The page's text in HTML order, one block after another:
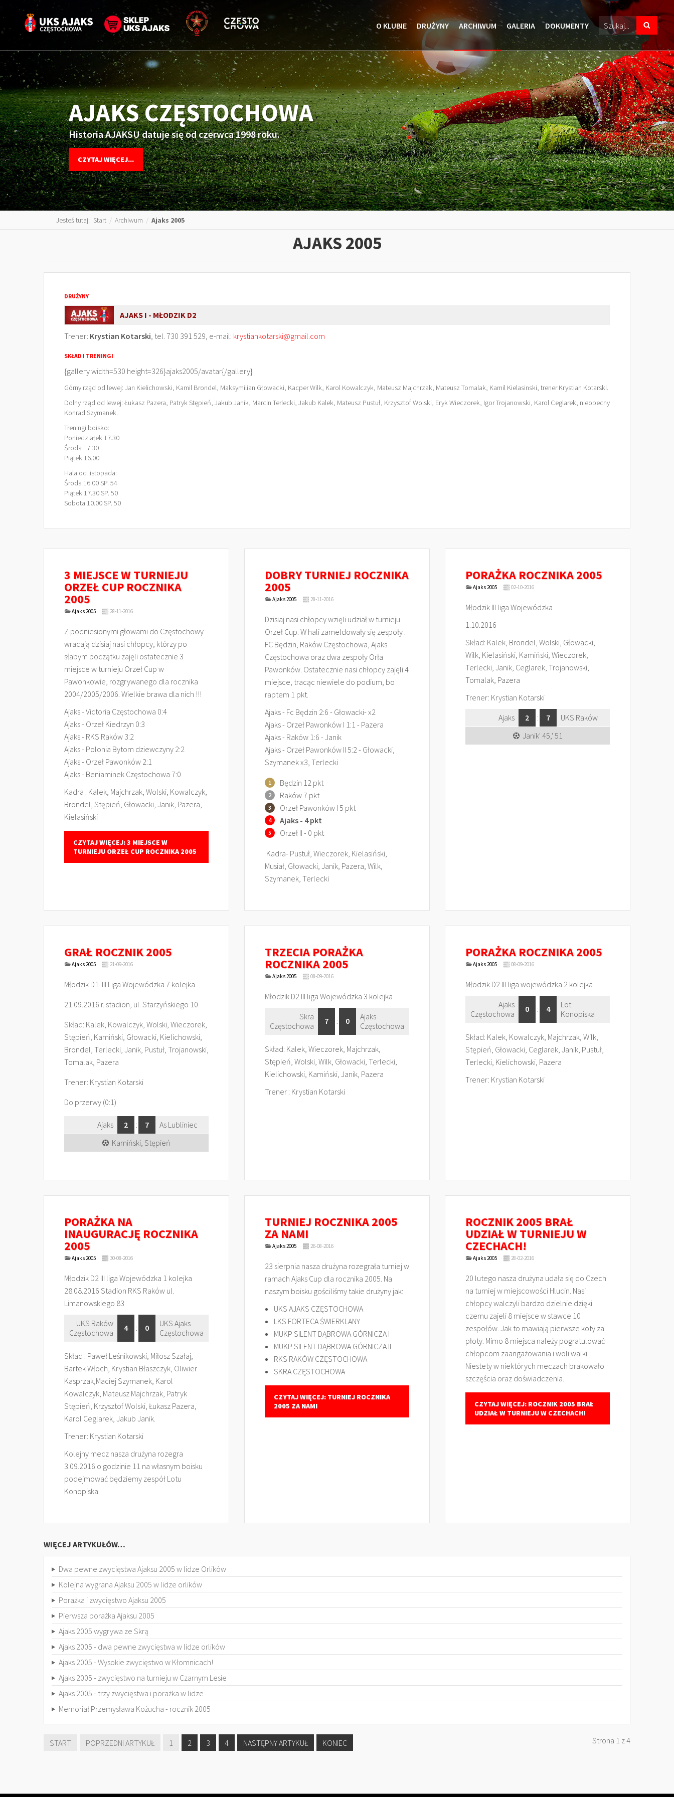
O KLUBIE DRUŻYNY ARCHIWUM GALERIA DOKUMENTY
AJAKS CZĘSTOCHOWA
Historia AJAKSU datuje się od czerwca 1998 roku.
CZYTAJ WIĘCEJ...
Jesteś tutaj: Start / Archiwum / Ajaks 2005
AJAKS 2005
DRUŻYNY
AJAKS I - MŁODZIK D2
Trener: Krystian Kotarski, tel. 730 391 529, e-mail: krystiankotarski@gmail.com
SKŁAD I TRENINGI
{gallery width=530 height=326}ajaks2005/avatar{/gallery}
Górny rząd od lewej: Jan Kielichowski, Kamil Brondel, Maksymilian Głowacki, Kacper Wilk, Karol Kowalczyk, Mateusz Majchrzak, Mateusz Tomalak, Kamil Kielasinski, trener Krystian Kotarski.
Dolny rząd od lewej: Łukasz Pazera, Patryk Stępień, Jakub Janik, Marcin Terlecki, Jakub Kalek, Mateusz Pustuł, Krzysztof Wolski, Eryk Wieczorek, Igor Trojanowski, Karol Ceglarek, nieobecny
Konrad Szymanek.
Treningi boisko:
Poniedziałek 17.30
Środa 17.30
Piątek 16.00
Hala od listopada:
Środa 16.00 SP. 54
Piątek 17.30 SP. 50
Sobota 10.00 SP. 50
3 MIEJSCE W TURNIEJU
ORZEŁ CUP ROCZNIKA
2005
Ajaks 2005 28-11-2016
Z podniesionymi głowami do Częstochowy
wracają dzisiaj nasi chłopcy, którzy po
słabym początku zajęli ostatecznie 3
miejsce w turnieju Orzeł Cup w
Pawonkowie, rozgrywanego dla rocznika
2004/2005/2006. Wielkie brawa dla nich !!!
Ajaks - Victoria Częstochowa 0:4
Ajaks - Orzeł Kiedrzyn 0:3
Ajaks - RKS Raków 3:2
Ajaks - Polonia Bytom dziewczyny 2:2
Ajaks - Orzeł Pawonków 2:1
Ajaks - Beniaminek Częstochowa 7:0
Kadra : Kalek, Majchrzak, Wolski, Kowalczyk,
Brondel, Stępień, Głowacki, Janik, Pazera,
Kielasiński
CZYTAJ WIĘCEJ: 3 MIEJSCE W
TURNIEJU ORZEŁ CUP ROCZNIKA 2005
DOBRY TURNIEJ ROCZNIKA
2005
Ajaks 2005 28-11-2016
Dzisiaj nasi chłopcy wzięli udział w turnieju
Orzeł Cup. W hali zameldowały się zespoły :
FC Będzin, Raków Częstochowa, Ajaks
Częstochowa oraz dwa zespoły Orła
Pawonków. Ostatecznie nasi chłopcy zajęli 4
miejsce, tracąc niewiele do podium, bo
raptem 1 pkt.
Ajaks - Fc Będzin 2:6 - Głowacki- x2
Ajaks - Orzeł Pawonków I 1:1 - Pazera
Ajaks - Raków 1:6 - Janik
Ajaks - Orzeł Pawonków II 5:2 - Głowacki,
Szymanek x3, Terlecki
Będzin 12 pkt
Raków 7 pkt
Orzeł Pawonków I 5 pkt
Ajaks - 4 pkt
Orzeł II - 0 pkt
Kadra- Pustuł, Wieczorek, Kielasiński,
Musiał, Głowacki, Janik, Pazera, Wilk,
Szymanek, Terlecki
PORAŻKA ROCZNIKA 2005
Ajaks 2005 02-10-2016
Młodzik III liga Wojewódzka
1.10.2016
Skład: Kalek, Brondel, Wolski, Głowacki,
Wilk, Kielasiński, Kamiński, Wieczorek,
Terlecki, Janik, Ceglarek, Trojanowski,
Tomalak, Pazera
Trener: Krystian Kotarski
Ajaks
2 : 7
UKS Raków
Janik' 45,' 51
GRAŁ ROCZNIK 2005
Ajaks 2005 21-09-2016
Młodzik D1 III Liga Wojewódzka 7 kolejka
21.09.2016 r. stadion, ul. Starzyńskiego 10
Skład: Kalek, Kowalczyk, Wolski, Wieczorek,
Stępień, Kamiński, Głowacki, Kielichowski,
Brondel, Terlecki, Janik, Pustuł, Trojanowski,
Tomalak, Pazera
Trener: Krystian Kotarski
Do przerwy (0:1)
Ajaks 2 : 7
As Lubliniec
Kamiński, Stępień
TRZECIA PORAŻKA
ROCZNIKA 2005
Ajaks 2005 08-09-2016
Młodzik D2 III liga Wojewódzka 3 kolejka
Skra
Częstochowa
7 : 0
Ajaks
Częstochowa
Skład: Kalek, Wieczorek, Majchrzak,
Stępień, Wolski, Wilk, Głowacki, Terlecki,
Kielichowski, Kamiński, Janik, Pazera
Trener : Krystian Kotarski
PORAŻKA ROCZNIKA 2005
Ajaks 2005 08-09-2016
Młodzik D2 III liga wojewódzka 2 kolejka
Ajaks
Częstochowa
0 : 4
Lot
Konopiska
Skład: Kalek, Kowalczyk, Majchrzak, Wilk,
Stępień, Głowacki, Ceglarek, Janik, Pustuł,
Terlecki, Kielichowski, Pazera
Trener: Krystian Kotarski
PORAŻKA NA
INAUGURACJĘ ROCZNIKA
2005
Ajaks 2005 30-08-2016
Młodzik D2 III liga Wojewódzka 1 kolejka
28.08.2016 Stadion RKS Raków ul.
Limanowskiego 83
UKS Raków
Częstochowa
4 : 0
UKS Ajaks
Częstochowa
Skład : Paweł Leśnikowski, Miłosz Szałaj,
Bartek Włoch, Krystian Błaszczyk, Oliwier
Kasprzak,Maciej Szymanek, Karol
Kowalczyk, Mateusz Majchrzak, Patryk
Stępień, Krzysztof Wolski, Łukasz Pazera,
Karol Ceglarek, Jakub Janik.
Trener: Krystian Kotarski
Kolejny mecz nasza drużyna rozegra
3.09.2016 o godzinie 11 na własnym boisku
podejmować będziemy zespół Lotu
Konopiska.
TURNIEJ ROCZNIKA 2005
ZA NAMI
Ajaks 2005 26-08-2016
23 sierpnia nasza drużyna rozegrała turniej w
ramach Ajaks Cup dla rocznika 2005. Na
naszym boisku gościliśmy takie drużyny jak:
UKS AJAKS CZĘSTOCHOWA
LKS FORTECA ŚWIERKLANY
MUKP SILENT DĄBROWA GÓRNICZA I
MUKP SILENT DĄBROWA GÓRNICZA II
RKS RAKÓW CZĘSTOCHOWA
SKRA CZĘSTOCHOWA
CZYTAJ WIĘCEJ: TURNIEJ ROCZNIKA
2005 ZA NAMI
ROCZNIK 2005 BRAŁ
UDZIAŁ W TURNIEJU W
CZECHACH!
Ajaks 2005 28-02-2016
20 lutego nasza drużyna udała się do Czech
na turniej w miejscowości Hlucin. Nasi
chłopcy walczyli bardzo dzielnie dzięki
czemu zajeli 8 miejsce w stawce 10
zespołów. Jak to mawiają pierwsze koty za
płoty. Mimo 8 miejsca należy pogratulować
chłopcom zaangażowania i woli walki.
Niestety w niektórych meczach brakowało
szczęścia oraz doświadczenia.
CZYTAJ WIĘCEJ: ROCZNIK 2005 BRAŁ
UDZIAŁ W TURNIEJU W CZECHACH!
WIĘCEJ ARTYKUŁÓW…
Dwa pewne zwycięstwa Ajaksu 2005 w lidze Orlików
Kolejna wygrana Ajaksu 2005 w lidze orlików
Porażka i zwycięstwo Ajaksu 2005
Pierwsza porażka Ajaksu 2005
Ajaks 2005 wygrywa ze Skrą
Ajaks 2005 - dwa pewne zwycięstwa w lidze orlików
Ajaks 2005 - Wysokie zwycięstwo w Kłomnicach!
Ajaks 2005 - zwycięstwo na turnieju w Czarnym Lesie
Ajaks 2005 - trzy zwycięstwa i porażka w lidze
Memoriał Przemysława Kożucha - rocznik 2005
Strona 1 z 4
START POPRZEDNI ARTYKUŁ 1 2 3 4 NASTĘPNY ARTYKUŁ KONIEC